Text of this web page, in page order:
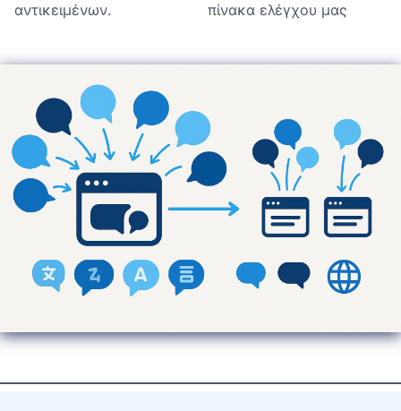
αντικειμένων.
πίνακα ελέγχου μας